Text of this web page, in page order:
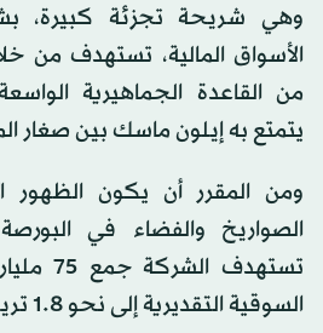
وهي شريحة تجزئة كبيرة،
الأسواق المالية، تستهدف من
من القاعدة الجماهيرية
يتمتع به إيلون ماسك بين صغار
ومن المقرر أن يكون الظهور
الصواريخ والفضاء في
تستهدف
السوقية التقديرية إلى نحو 1.8 تريليون دولار.